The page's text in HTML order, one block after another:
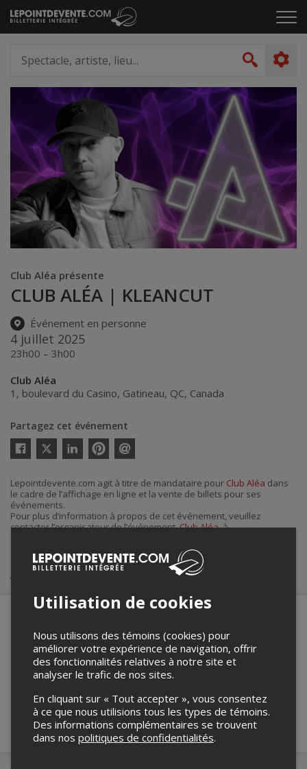
Passer
au
le
artiste,
lieu...
Club Aléa présente
CLUB ALÉA | KLEANCUT
Événement en personne
4 juillet 2025
23h00 – 3h00
Club Aléa
1, boulevard du Casino, Gatineau, QC, Canada
Partagez cet événement
Twitter
courriel
Lepointdevente.com agit à titre de mandataire pour Club Aléa dans
le cadre de l’affichage en ligne et la vente de billets pour ses
événements.
Pour plus d’information à propos de cet événement, veuillez
contacter l’organisateur de l’événement,Club Aléa, à
Achat de billets
Merci de confirmer que vous n'êtes pas un
robot ci-bas.
Utilisation de cookies
Nous utilisons des témoins (cookies) pour
améliorer votre expérience de navigation, offrir
des fonctionnalités relatives à notre site et
analyser le trafic de nos sites.
En cliquant sur « Tout accepter », vous consentez
à ce que nous utilisions tous les types de témoins.
Des informations complémentaires se trouvent
dans nos politiques de confidentialités.